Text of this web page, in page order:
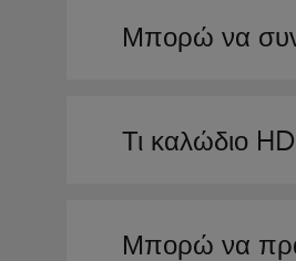
Μπορώ να
Τι καλώδιο
Μπορώ να